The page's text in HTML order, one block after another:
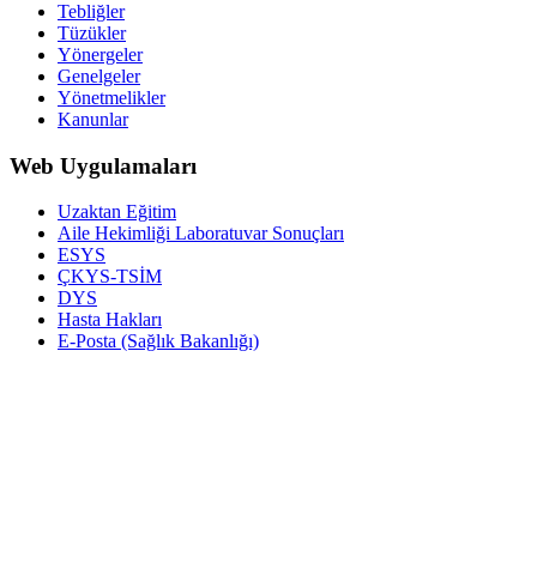
Tebliğler
Tüzükler
Yönergeler
Genelgeler
Yönetmelikler
Kanunlar
Web Uygulamaları
Uzaktan Eğitim
Aile Hekimliği Laboratuvar Sonuçları
ESYS
ÇKYS-TSİM
DYS
Hasta Hakları
E-Posta (Sağlık Bakanlığı)